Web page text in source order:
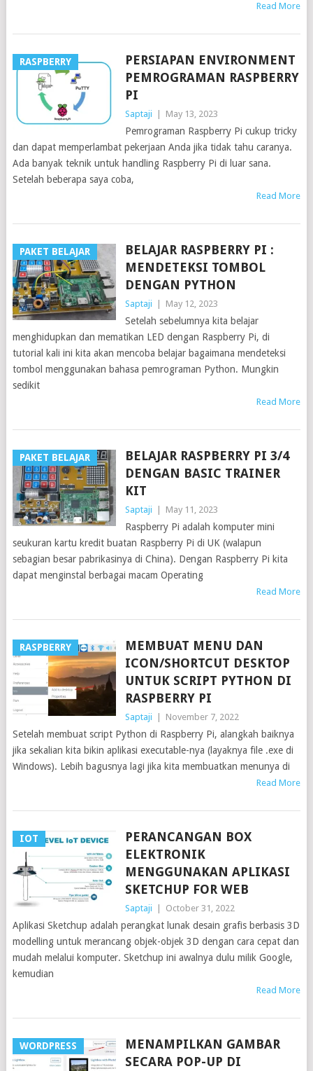
Read More
RASPBERRY
PERSIAPAN ENVIRONMENT
PEMROGRAMAN RASPBERRY
PI
Saptaji May 13, 2023
Pemrograman Raspberry Pi cukup tricky
dan dapat memperlambat pekerjaan Anda jika tidak tahu caranya.
Ada banyak teknik untuk handling Raspberry Pi di luar sana.
Setelah beberapa saya coba,
Read More
PAKET BELAJAR
BELAJAR RASPBERRY PI :
MENDETEKSI TOMBOL
DENGAN PYTHON
Saptaji May 12, 2023
Setelah sebelumnya kita belajar
menghidupkan dan mematikan LED dengan Raspberry Pi, di
tutorial kali ini kita akan mencoba belajar bagaimana mendeteksi
tombol menggunakan bahasa pemrograman Python. Mungkin
sedikit
Read More
PAKET BELAJAR
BELAJAR RASPBERRY PI 3/4
DENGAN BASIC TRAINER
KIT
Saptaji May 11, 2023
Raspberry Pi adalah komputer mini
seukuran kartu kredit buatan Raspberry Pi di UK (walapun
sebagian besar pabrikasinya di China). Dengan Raspberry Pi kita
dapat menginstal berbagai macam Operating
Read More
RASPBERRY
MEMBUAT MENU DAN
ICON/SHORTCUT DESKTOP
UNTUK SCRIPT PYTHON DI
RASPBERRY PI
Saptaji November 7, 2022
Setelah membuat script Python di Raspberry Pi, alangkah baiknya
jika sekalian kita bikin aplikasi executable-nya (layaknya file .exe di
Windows). Lebih bagusnya lagi jika kita membuatkan menunya di
Read More
IOT
PERANCANGAN BOX
ELEKTRONIK
MENGGUNAKAN APLIKASI
SKETCHUP FOR WEB
Saptaji October 31, 2022
Aplikasi Sketchup adalah perangkat lunak desain grafis berbasis 3D
modelling untuk merancang objek-objek 3D dengan cara cepat dan
mudah melalui komputer. Sketchup ini awalnya dulu milik Google,
kemudian
Read More
WORDPRESS
MENAMPILKAN GAMBAR
SECARA POP-UP DI